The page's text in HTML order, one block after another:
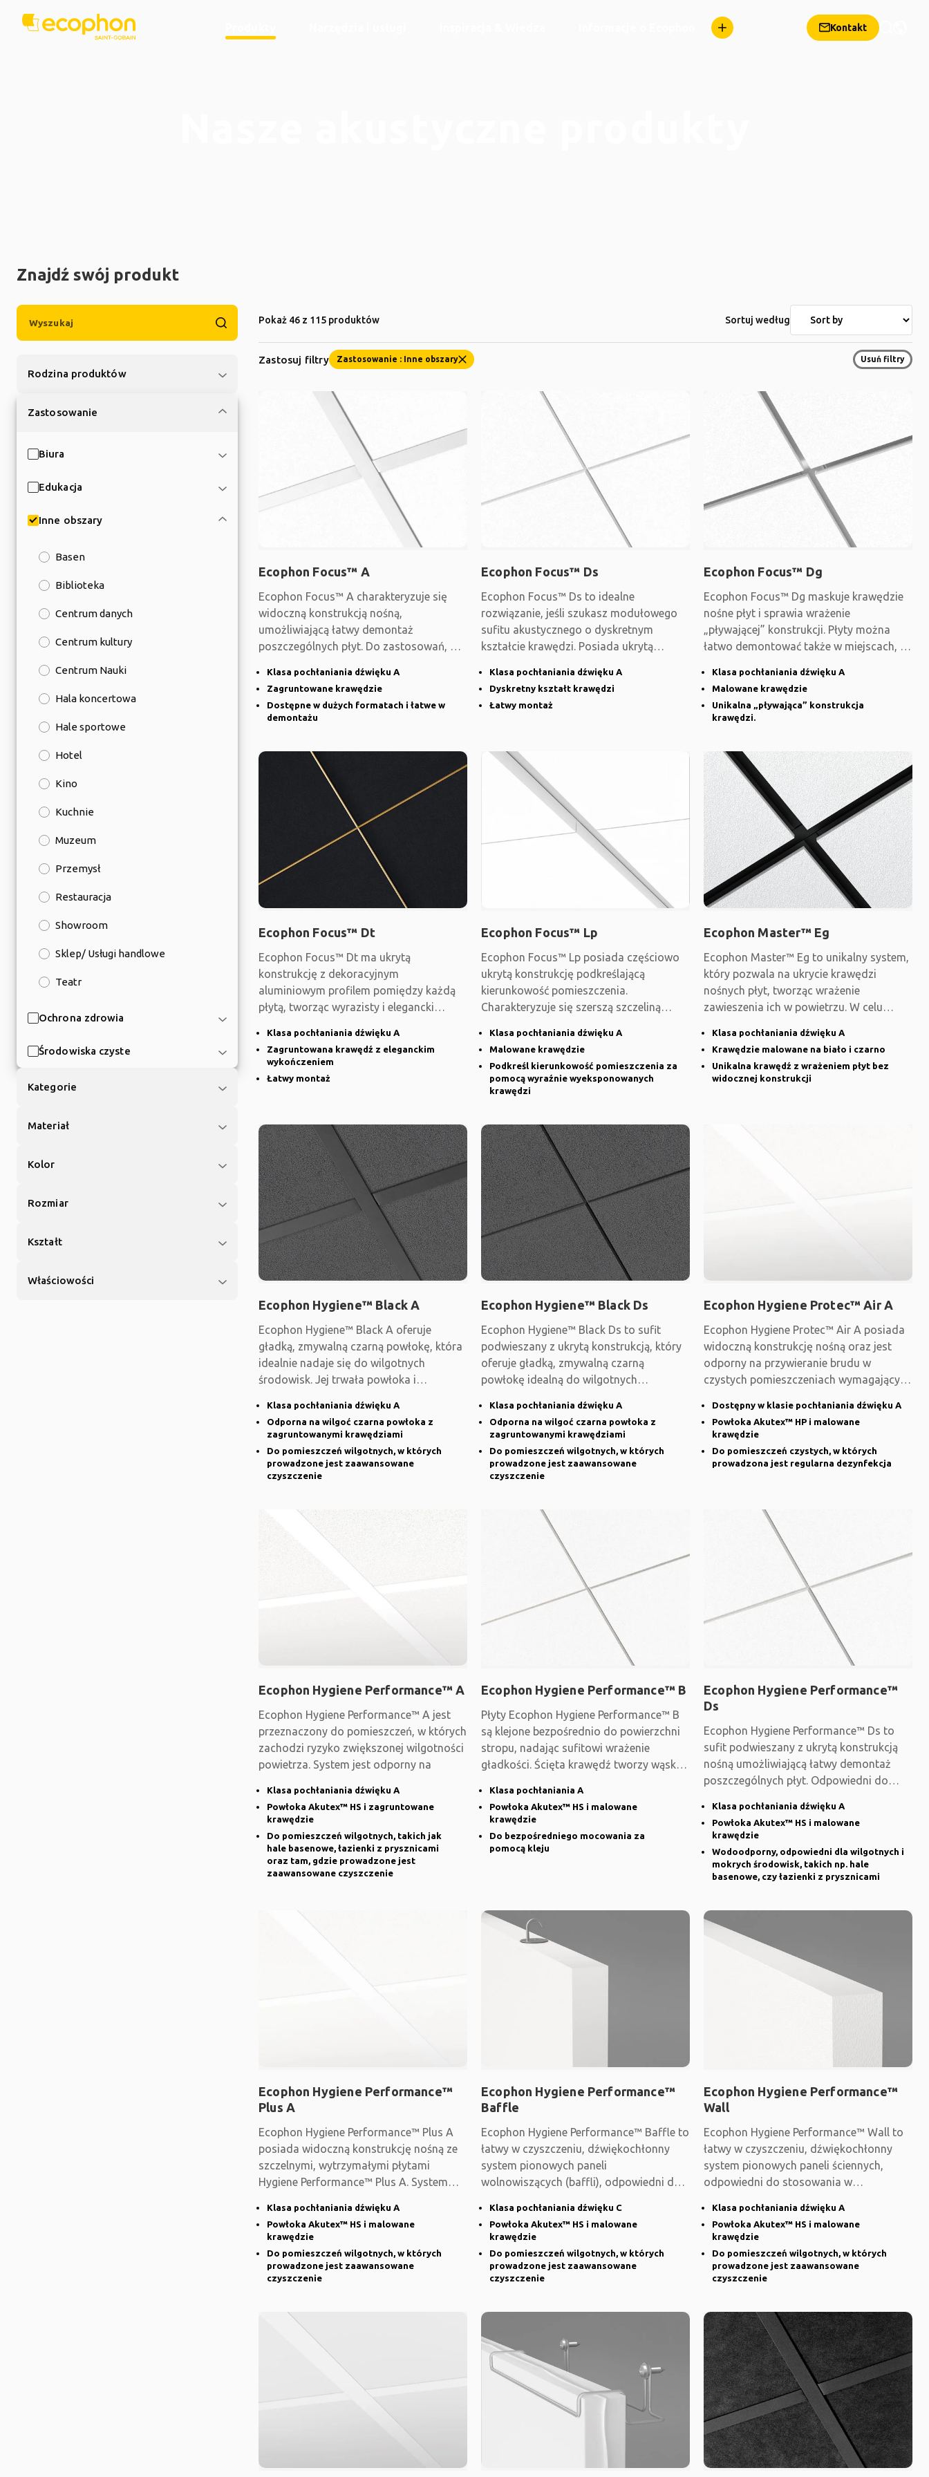
Kontakt
Znajdź swój produkt
Rodzina produktów
Zastosowanie
Biura
Edukacja
Inne obszary
Basen
Biblioteka
Centrum danych
Centrum kultury
Centrum Nauki
Hala koncertowa
Hale sportowe
Hotel
Kino
Kuchnie
Muzeum
Przemysł
Restauracja
Showroom
Sklep/ Usługi handlowe
Teatr
Ochrona zdrowia
Środowiska czyste
Kategorie
Materiał
Kolor
Rozmiar
Kształt
Właściowości
Pokaż 46 z 115 produktów Sortuj według
Zastosuj filtry Zastosowanie : Inne obszary Usuń filtry
Ecophon Focus™ A
Ecophon Focus™ A charakteryzuje się
widoczną konstrukcją nośną,
umożliwiającą łatwy demontaż
poszczególnych płyt. Do zastosowań, w
Klasa pochłaniania dźwięku A
Zagruntowane krawędzie
Dostępne w dużych formatach i łatwe w
demontażu
Ecophon Focus™ Ds
Ecophon Focus™ Ds to idealne
rozwiązanie, jeśli szukasz modułowego
sufitu akustycznego o dyskretnym
kształcie krawędzi. Posiada ukrytą
Klasa pochłaniania dźwięku A
Dyskretny kształt krawędzi
Łatwy montaż
Ecophon Focus™ Dg
Ecophon Focus™ Dg maskuje krawędzie
nośne płyt i sprawia wrażenie
„pływającej” konstrukcji. Płyty można
łatwo demontować także w miejscach, w
Klasa pochłaniania dźwięku A
Malowane krawędzie
Unikalna „pływająca” konstrukcja
krawędzi.
Ecophon Focus™ Dt
Ecophon Focus™ Dt ma ukrytą
konstrukcję z dekoracyjnym
aluminiowym profilem pomiędzy każdą
płytą, tworząc wyrazisty i elegancki
Klasa pochłaniania dźwięku A
Zagruntowana krawędź z eleganckim
wykończeniem
Łatwy montaż
Ecophon Focus™ Lp
Ecophon Focus™ Lp posiada częściowo
ukrytą konstrukcję podkreślającą
kierunkowość pomieszczenia.
Charakteryzuje się szerszą szczeliną
Klasa pochłaniania dźwięku A
Malowane krawędzie
Podkreśl kierunkowość pomieszczenia za
pomocą wyraźnie wyeksponowanych
krawędzi
Ecophon Master™ Eg
Ecophon Master™ Eg to unikalny system,
który pozwala na ukrycie krawędzi
nośnych płyt, tworząc wrażenie
zawieszenia ich w powietrzu. W celu
Klasa pochłaniania dźwięku A
Krawędzie malowane na biało i czarno
Unikalna krawędź z wrażeniem płyt bez
widocznej konstrukcji
Ecophon Hygiene™ Black A
Ecophon Hygiene™ Black A oferuje
gładką, zmywalną czarną powłokę, która
idealnie nadaje się do wilgotnych
środowisk. Jej trwała powłoka i
Klasa pochłaniania dźwięku A
Odporna na wilgoć czarna powłoka z
zagruntowanymi krawędziami
Do pomieszczeń wilgotnych, w których
prowadzone jest zaawansowane
czyszczenie
Ecophon Hygiene™ Black Ds
Ecophon Hygiene™ Black Ds to sufit
podwieszany z ukrytą konstrukcją, który
oferuje gładką, zmywalną czarną
powłokę idealną do wilgotnych
Klasa pochłaniania dźwięku A
Odporna na wilgoć czarna powłoka z
zagruntowanymi krawędziami
Do pomieszczeń wilgotnych, w których
prowadzone jest zaawansowane
czyszczenie
Ecophon Hygiene Protec™ Air A
Ecophon Hygiene Protec™ Air A posiada
widoczną konstrukcję nośną oraz jest
odporny na przywieranie brudu w
czystych pomieszczeniach wymagających
Dostępny w klasie pochłaniania dźwięku A
Powłoka Akutex™ HP i malowane
krawędzie
Do pomieszczeń czystych, w których
prowadzona jest regularna dezynfekcja
Ecophon Hygiene Performance™ A
Ecophon Hygiene Performance™ A jest
przeznaczony do pomieszczeń, w których
zachodzi ryzyko zwiększonej wilgotności
powietrza. System jest odporny na
Klasa pochłaniania dźwięku A
Powłoka Akutex™ HS i zagruntowane
krawędzie
Do pomieszczeń wilgotnych, takich jak
hale basenowe, łazienki z prysznicami
oraz tam, gdzie prowadzone jest
zaawansowane czyszczenie
Ecophon Hygiene Performance™ B
Płyty Ecophon Hygiene Performance™ B
są klejone bezpośrednio do powierzchni
stropu, nadając sufitowi wrażenie
gładkości. Ścięta krawędź tworzy wąską
Klasa pochłaniania A
Powłoka Akutex™ HS i malowane
krawędzie
Do bezpośredniego mocowania za
pomocą kleju
Ecophon Hygiene Performance™
Ds
Ecophon Hygiene Performance™ Ds to
sufit podwieszany z ukrytą konstrukcją
nośną umożliwiającą łatwy demontaż
poszczególnych płyt. Odpowiedni do
Klasa pochłaniania dźwięku A
Powłoka Akutex™ HS i malowane
krawędzie
Wodoodporny, odpowiedni dla wilgotnych i
mokrych środowisk, takich np. hale
basenowe, czy łazienki z prysznicami
Ecophon Hygiene Performance™
Plus A
Ecophon Hygiene Performance™ Plus A
posiada widoczną konstrukcję nośną ze
szczelnymi, wytrzymałymi płytami
Hygiene Performance™ Plus A. System
Klasa pochłaniania dźwięku A
Powłoka Akutex™ HS i malowane
krawędzie
Do pomieszczeń wilgotnych, w których
prowadzone jest zaawansowane
czyszczenie
Ecophon Hygiene Performance™
Baffle
Ecophon Hygiene Performance™ Baffle to
łatwy w czyszczeniu, dźwiękochłonny
system pionowych paneli
wolnowiszących (baffli), odpowiedni do
Klasa pochłaniania dźwięku C
Powłoka Akutex™ HS i malowane
krawędzie
Do pomieszczeń wilgotnych, w których
prowadzone jest zaawansowane
czyszczenie
Ecophon Hygiene Performance™
Wall
Ecophon Hygiene Performance™ Wall to
łatwy w czyszczeniu, dźwiękochłonny
system pionowych paneli ściennych,
odpowiedni do stosowania w
Klasa pochłaniania dźwięku A
Powłoka Akutex™ HS i malowane
krawędzie
Do pomieszczeń wilgotnych, w których
prowadzone jest zaawansowane
czyszczenie